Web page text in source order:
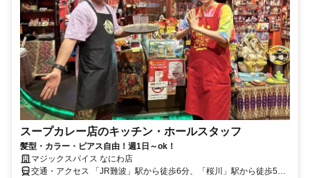
スープカレー店のキッチン・ホールスタッフ
髪型・カラー・ピアス自由！週1日～ok！
マジックスパイス なにわ店
交通・アクセス 「JR難波」駅から徒歩6分、「桜川」駅から徒歩5